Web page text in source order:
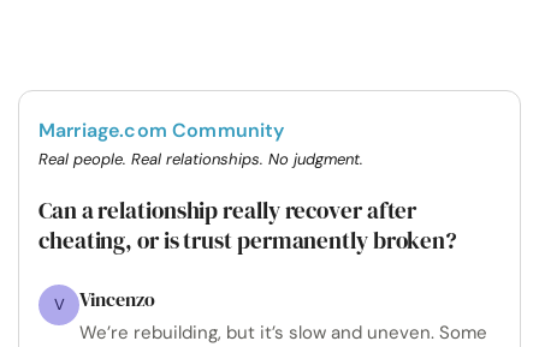
Marriage.com Community
Real people. Real relationships. No judgment.
Can a relationship really recover after
cheating, or is trust permanently broken?
V Vincenzo
We’re rebuilding, but it’s slow and uneven. Some